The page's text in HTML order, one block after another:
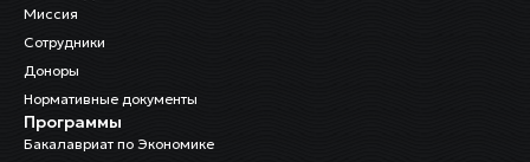
Миссия
Сотрудники
Доноры
Нормативные документы
Программы
Бакалавриат по Экономике